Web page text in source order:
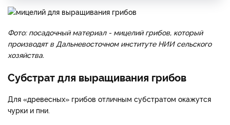
Фото: посадочный материал - мицелий грибов, который
производят в Дальневосточном институте НИИ сельского
хозяйства.
Субстрат для выращивания грибов
Для «древесных» грибов отличным субстратом окажутся
чурки и пни.